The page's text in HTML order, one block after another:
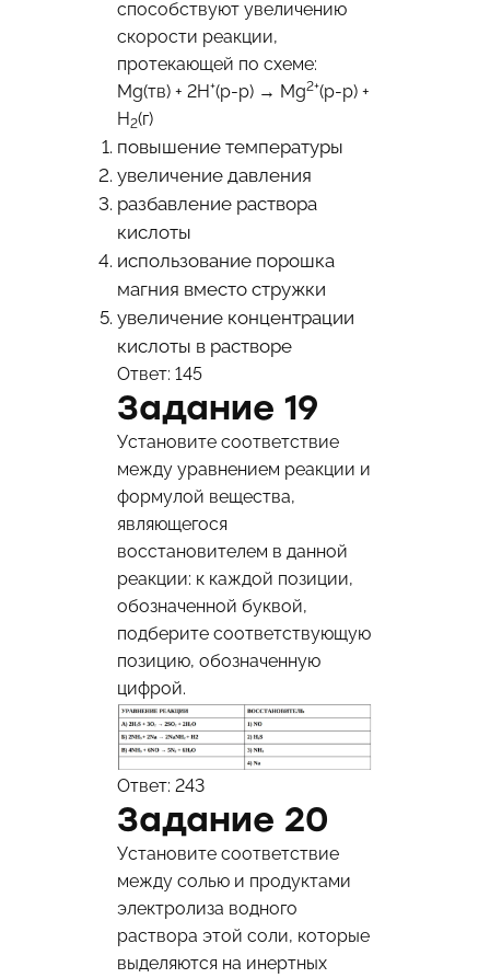
способствуют увеличению
скорости реакции,
протекающей по схеме:
Mg(тв) + 2H+(p-p) → Mg2+(p-p) +
H2(г)
повышение температуры
увеличение давления
разбавление раствора
кислоты
использование порошка
магния вместо стружки
увеличение концентрации
кислоты в растворе
Ответ: 145
Задание 19
Установите соответствие
между уравнением реакции и
формулой вещества,
являющегося
восстановителем в данной
реакции: к каждой позиции,
обозначенной буквой,
подберите соответствующую
позицию, обозначенную
цифрой.
Ответ: 243
Задание 20
Установите соответствие
между солью и продуктами
электролиза водного
раствора этой соли, которые
выделяются на инертных